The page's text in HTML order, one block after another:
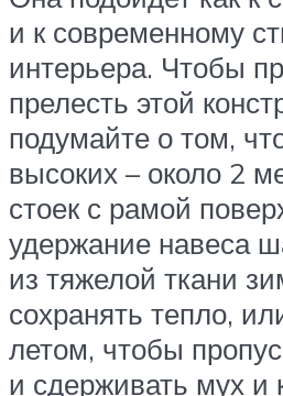
и к современному
интерьера. Чтобы
прелесть этой
подумайте о том,
высоких – около 2
стоек с рамой
удержание навеса
из тяжелой ткани
сохранять тепло,
летом, чтобы
и сдерживать мух и